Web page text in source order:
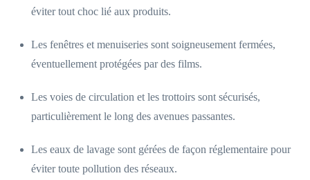
éviter tout choc lié aux produits.
Les fenêtres et menuiseries sont soigneusement fermées,
éventuellement protégées par des films.
Les voies de circulation et les trottoirs sont sécurisés,
particulièrement le long des avenues passantes.
Les eaux de lavage sont gérées de façon réglementaire pour
éviter toute pollution des réseaux.